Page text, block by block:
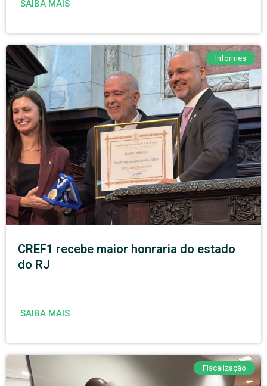
SAIBA MAIS
Informes
CREF1 recebe maior honraria do estado
do RJ
SAIBA MAIS
Fiscalização